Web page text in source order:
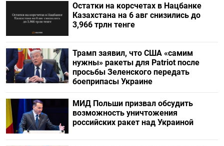
Остатки на корсчетах в Нацбанке
Казахстана на 6 авг снизились до
3,966 трлн тенге
Трамп заявил, что США «самим
нужны» ракеты для Patriot после
просьбы Зеленского передать
боеприпасы Украине
МИД Польши призвал обсудить
возможность уничтожения
российских ракет над Украиной